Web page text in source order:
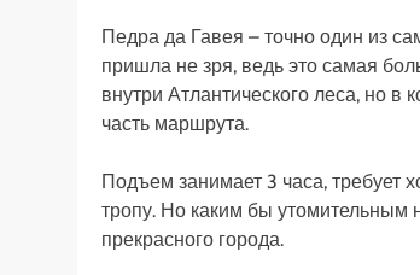
Педра да Гавея – точно один из
пришла не зря, ведь это самая
внутри Атлантического леса, но в
часть маршрута.
Подъем занимает 3 часа, требует
тропу. Но каким бы утомительным
прекрасного города.